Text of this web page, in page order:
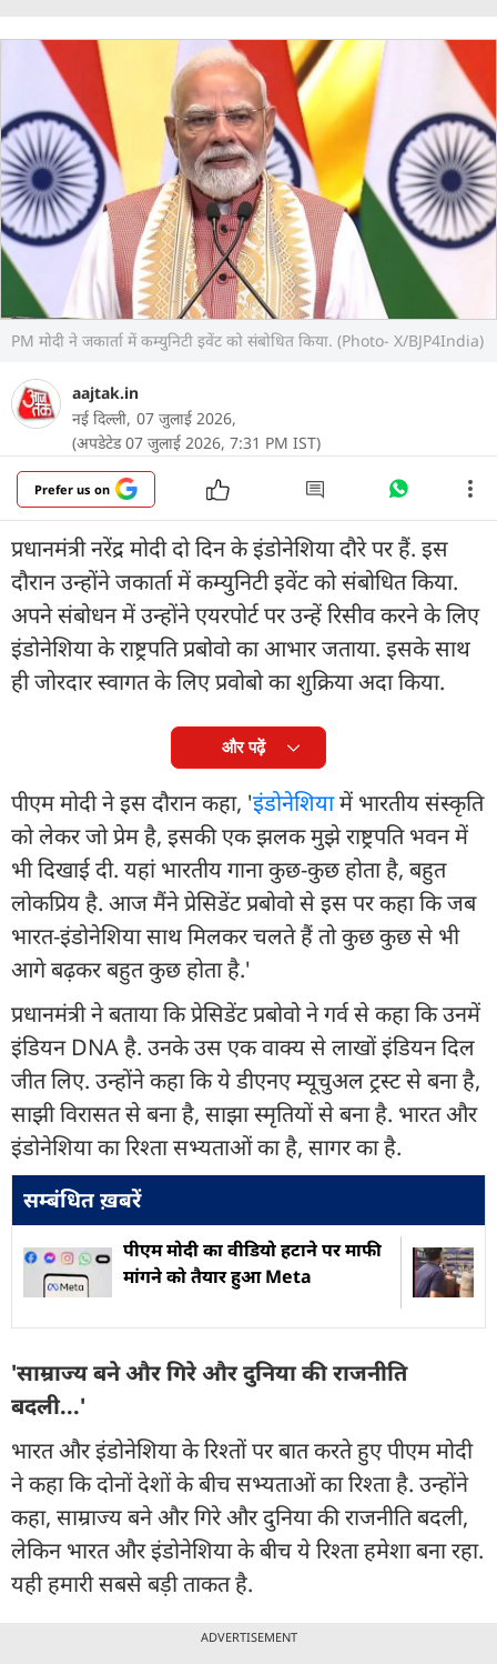
PM मोदी ने जकार्ता में कम्युनिटी इवेंट को संबोधित किया. (Photo- X/BJP4India)
aajtak.in
नई दिल्ली, 07 जुलाई 2026,
(अपडेटेड 07 जुलाई 2026, 7:31 PM IST)
Prefer us on
प्रधानमंत्री नरेंद्र मोदी दो दिन के इंडोनेशिया दौरे पर हैं. इस
दौरान उन्होंने जकार्ता में कम्युनिटी इवेंट को संबोधित किया.
अपने संबोधन में उन्होंने एयरपोर्ट पर उन्हें रिसीव करने के लिए
इंडोनेशिया के राष्ट्रपति प्रबोवो का आभार जताया. इसके साथ
ही जोरदार स्वागत के लिए प्रवोबो का शुक्रिया अदा किया.
और पढ़ें
पीएम मोदी ने इस दौरान कहा, 'इंडोनेशियामें भारतीय संस्कृति
को लेकर जो प्रेम है, इसकी एक झलक मुझे राष्ट्रपति भवन में
भी दिखाई दी. यहां भारतीय गाना कुछ-कुछ होता है, बहुत
लोकप्रिय है. आज मैंने प्रेसिडेंट प्रबोवो से इस पर कहा कि जब
भारत-इंडोनेशिया साथ मिलकर चलते हैं तो कुछ कुछ से भी
आगे बढ़कर बहुत कुछ होता है.'
प्रधानमंत्री ने बताया कि प्रेसिडेंट प्रबोवो ने गर्व से कहा कि उनमें
इंडियन DNA है. उनके उस एक वाक्य से लाखों इंडियन दिल
जीत लिए. उन्होंने कहा कि ये डीएनए म्यूचुअल ट्रस्ट से बना है,
साझी विरासत से बना है, साझा स्मृतियों से बना है. भारत और
इंडोनेशिया का रिश्ता सभ्यताओं का है, सागर का है.
सम्बंधित ख़बरें
पीएम मोदी का वीडियो हटाने पर माफी
मांगने को तैयार हुआ Meta
'साम्राज्य बने और गिरे और दुनिया की राजनीति
बदली...'
भारत और इंडोनेशिया के रिश्तों पर बात करते हुए पीएम मोदी
ने कहा कि दोनों देशों के बीच सभ्यताओं का रिश्ता है. उन्होंने
कहा, साम्राज्य बने और गिरे और दुनिया की राजनीति बदली,
लेकिन भारत और इंडोनेशिया के बीच ये रिश्ता हमेशा बना रहा.
यही हमारी सबसे बड़ी ताकत है.
ADVERTISEMENT